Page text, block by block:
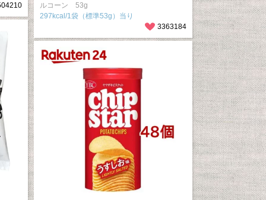
ルコーン 53g
297kcal/1袋（標準53g）当り
3363184